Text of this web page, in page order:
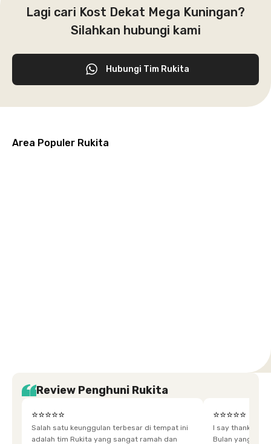
Lagi cari Kost Dekat Mega Kuningan?
Silahkan hubungi kami
Hubungi Tim Rukita
Area Populer Rukita
Review Penghuni Rukita
⭐⭐⭐⭐⭐
Salah satu keunggulan terbesar di tempat ini
adalah tim Rukita yang sangat ramah dan
⭐⭐⭐⭐⭐
I say thankyou
Bulan yang super happy! banyak